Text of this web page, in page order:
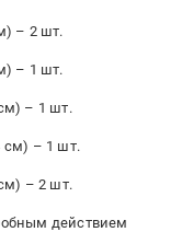
– 2 шт.
– 1 шт.
– 1 шт.
см) – 1 шт.
– 2 шт.
действием